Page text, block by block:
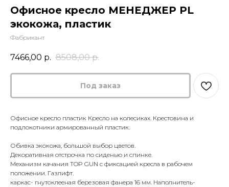
Офисное кресло МЕНЕДЖЕР PL
экокожа, пластик
Фабрикант
7466,00 р. 8508,00 р.
Офисное кресло пластик Кресло на колесиках. Крестовина и
подлокотники армированный пластик.
Обивка экокожа, большой выбор цветов.
Декоративная отстрочка по сиденью и спинке.
Механизм качания TOP GUN с фиксацией кресла в рабочем
положении. Газлифт.
каркас- гнутоклееная березовая фанера 16 мм. Наполнитель-